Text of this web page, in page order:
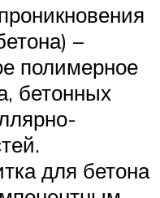
–
полимерное
бетонных
для бетона